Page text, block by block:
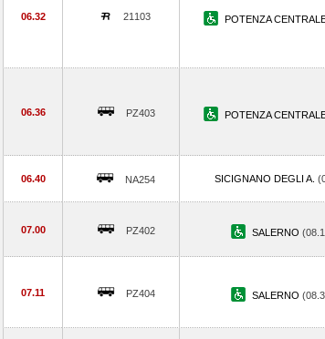
06.32 21103 POTENZA
06.36 PZ403 POTENZA
06.40 NA254 SICIGNANO DEGLI A.
07.00 PZ402 SALERNO
07.11 PZ404 SALERNO